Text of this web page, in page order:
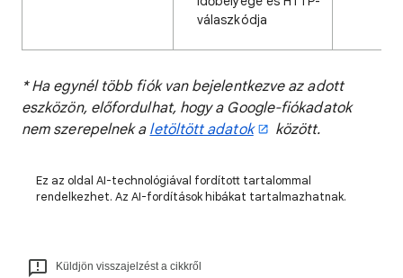
válaszkódja
* Ha egynél több fiók van bejelentkezve az adott
eszközön, előfordulhat, hogy a Google-fiókadatok
nem szerepelnek a letöltött adatok között.
Ez az oldal AI-technológiával fordított tartalommal
rendelkezhet. Az AI-fordítások hibákat tartalmazhatnak.
Küldjön visszajelzést a cikkről